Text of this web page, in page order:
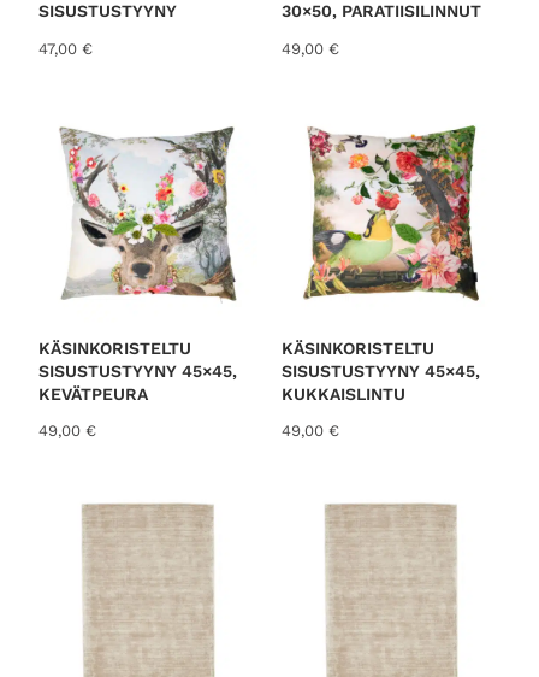
SISUSTUSTYYNY
47,00 €
30×50, PARATIISILINNUT
49,00 €
KÄSINKORISTELTU
SISUSTUSTYYNY 45×45,
KEVÄTPEURA
49,00 €
KÄSINKORISTELTU
SISUSTUSTYYNY 45×45,
KUKKAISLINTU
49,00 €